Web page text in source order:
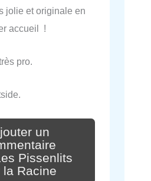
jolie et originale en
accueil !
pro.
un
Pissenlits
la Racine